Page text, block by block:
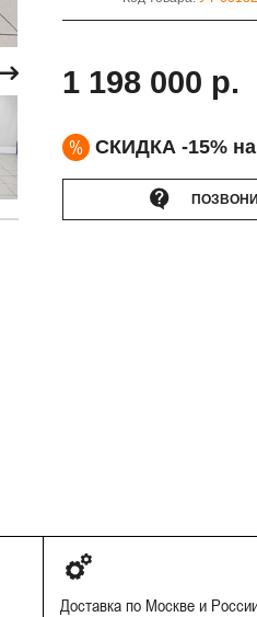
1 198 000 р.
% СКИДКА -15% на
Доставка по Москве и